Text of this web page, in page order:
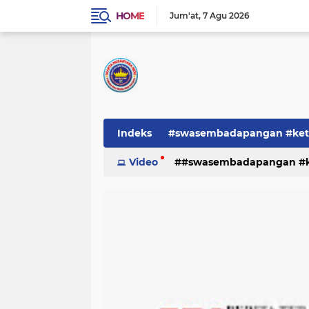
HOME Jum'at 7 Agu 2026
Indeks #swasembadapangan
Pemerintah PEMERINTAHAN
Video #swasembadapangan